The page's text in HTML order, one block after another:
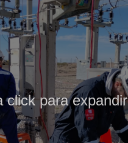
click para expandir